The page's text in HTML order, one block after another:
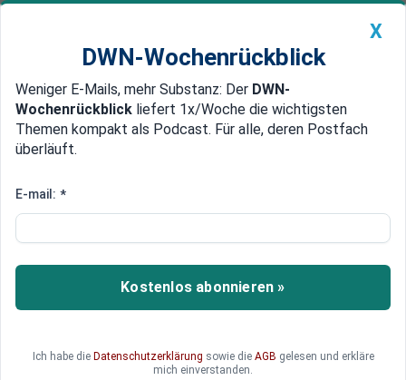
Newsticker MEIN DWN: Geldanlage Premium
Edelmetalle DWN-Magazin China
Gefährliche Krankheit
USA bestätigten weiteren
Coronavirus-Patienten
Die US-Gesundheitsbehörde beschäftigt sich mit
USA ist es der zweite bestätigte Fall.
X
DWN-Wochenrückblick
Weniger E-Mails, mehr Substanz: Der DWN-
Wochenrückblick liefert 1x/Woche die wichtigsten
Themen kompakt als Podcast. Für alle, deren Postfach
überläuft.
E-mail: *
Kostenlos abonnieren »
Ich habe die Datenschutzerklärung sowie die AGB gelesen und erkläre
mich einverstanden.